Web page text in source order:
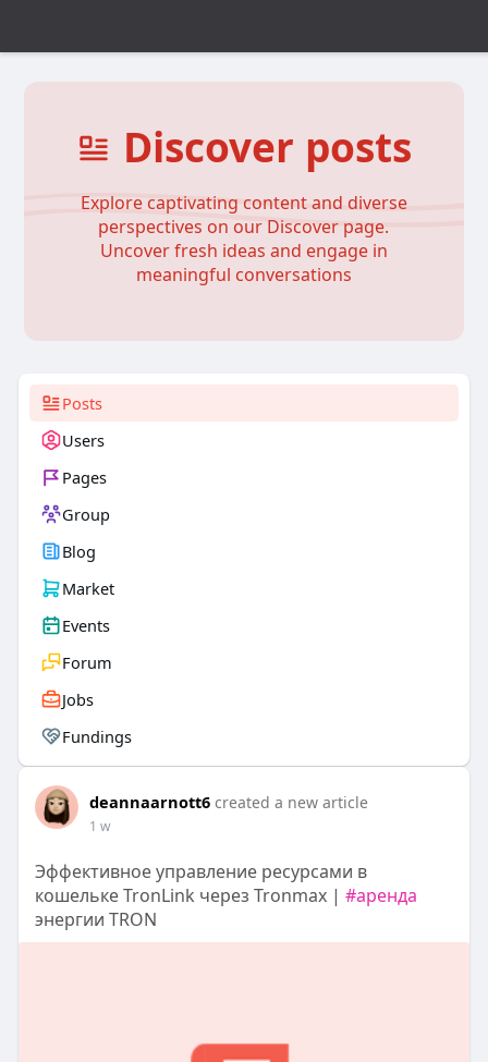
Discover posts
Explore captivating content and diverse
perspectives on our Discover page.
Uncover fresh ideas and engage in
meaningful conversations
Posts
Users
Pages
Group
Blog
Market
Events
Forum
Jobs
Fundings
deannaarnott6 created a new article
1 w
Эффективное управление ресурсами в
кошельке TronLink через Tronmax | #аренда
энергии TRON